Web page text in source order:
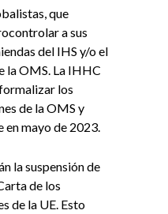
que
a sus
del IHS y/o el
la OMS. La IHHC
los
de la OMS y
mayo de 2023.
la suspensión de
de los
de la UE. Esto